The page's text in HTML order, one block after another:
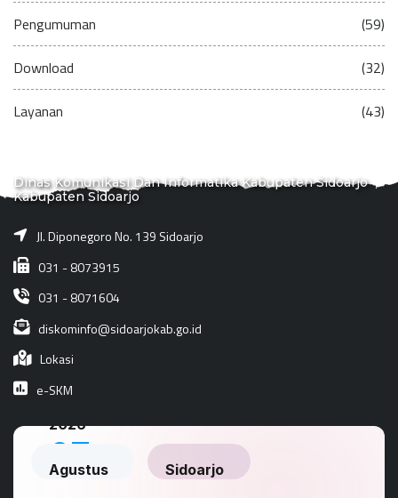
Pengumuman (59)
Download (32)
Layanan (43)
Dinas Komunikasi Dan Informatika Kabupaten Sidoarjo
Kabupaten Sidoarjo
Jl. Diponegoro No. 139 Sidoarjo
031 - 8073915
031 - 8071604
diskominfo@sidoarjokab.go.id
Lokasi
e-SKM